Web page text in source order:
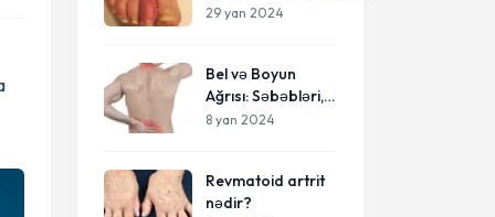
/ reaktiv artrit
29 yan 2024
Bel və Boyun
Ağrısı: Səbəbləri,
Simptomları və
8 yan 2024
Revmatoid artrit
nədir?